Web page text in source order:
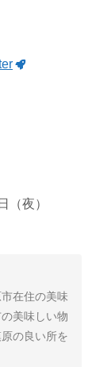
（夜）
在住の美味
美味しい物
の良い所を